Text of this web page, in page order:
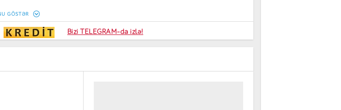
Peşakar inkişaf
Kart sifarişi
GÖSTƏR
Bizi TELEGRAM-da izlə!